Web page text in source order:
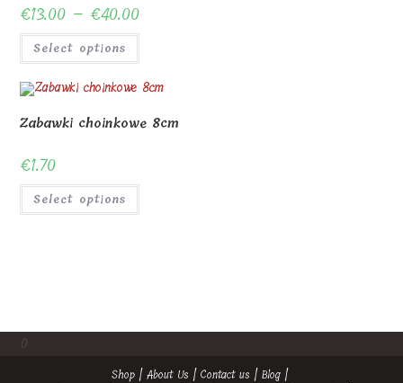
€13.00 – €40.00Price
€13.00
€40.00
Select options This
has
variants.
options
may
product
Zabawki choinkowe 8cm
€1.70
Select options
0
Shop About Us Contact us
Blog